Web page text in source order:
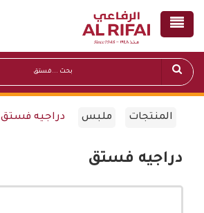
المنتجات ملبس دراجيه فستق
دراجيه فستق